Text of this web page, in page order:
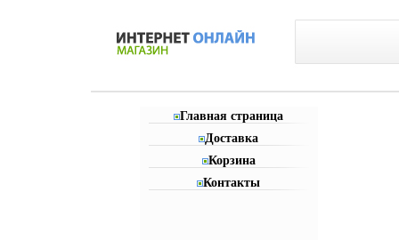
Главная страница
Доставка
Корзина
Контакты